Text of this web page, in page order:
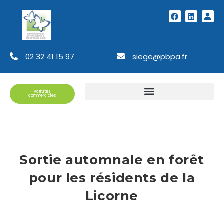
02 32 41 15 97 siege@pbpa.fr
Activités
commerciales
Sortie automnale en forêt
pour les résidents de la
Licorne